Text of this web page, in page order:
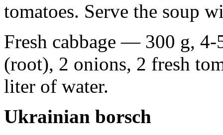
tomatoes. Serve the soup
Fresh cabbage — 300 g, 4-
(root), 2 onions, 2 fresh
liter of water.
Ukrainian borsch